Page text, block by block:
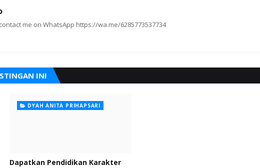
me on WhatsApp https://wa.me/6285773537734
INI
DYAH ANITA PRIHAPSARI
Dapatkan Pendidikan Karakter